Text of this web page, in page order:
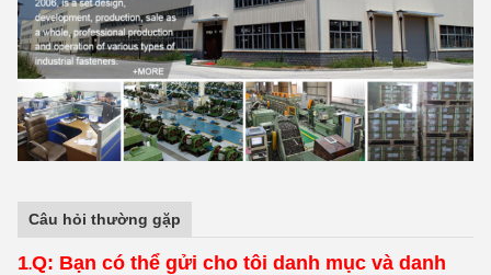
Câu hỏi thường gặp
1.Q: Bạn có thể gửi cho tôi danh mục và danh